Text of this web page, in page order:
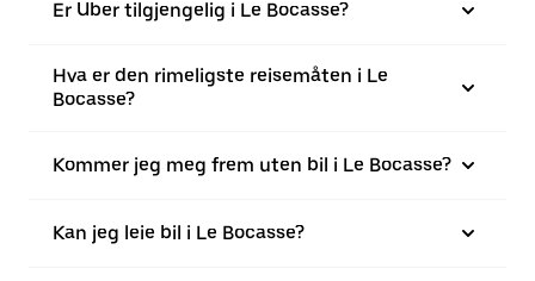
Er Uber tilgjengelig i Le Bocasse?
Hva er den rimeligste reisemåten i Le
Bocasse?
Kommer jeg meg frem uten bil i Le Bocasse?
Kan jeg leie bil i Le Bocasse?